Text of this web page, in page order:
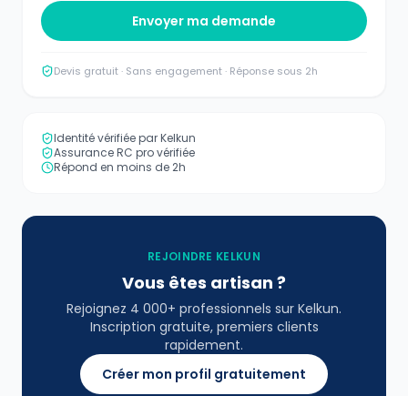
Envoyer ma demande
Devis gratuit · Sans engagement · Réponse sous 2h
Identité vérifiée par Kelkun
Assurance RC pro vérifiée
Répond en moins de 2h
REJOINDRE KELKUN
Vous êtes artisan ?
Rejoignez 4 000+ professionnels sur Kelkun.
Inscription gratuite, premiers clients
rapidement.
Créer mon profil gratuitement